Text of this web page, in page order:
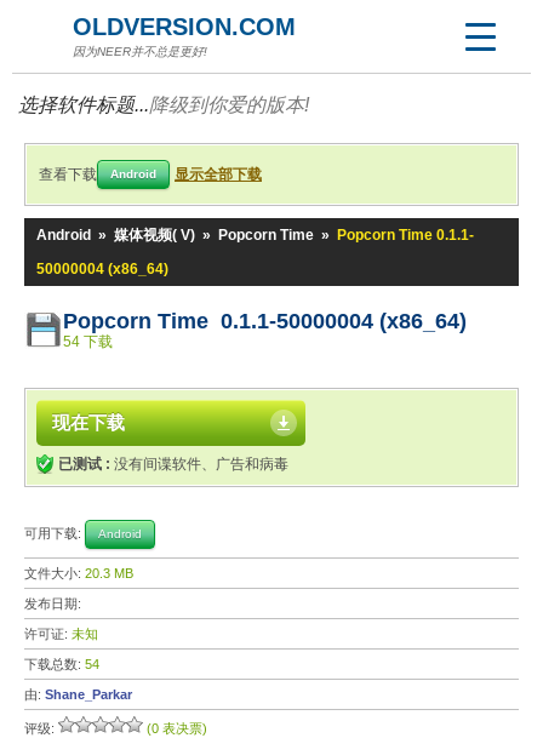
OLDVERSION.COM
因为NEER并不总是更好!
选择软件标题...降级到你爱的版本!
查看下载 Android 显示全部下载
Android » 媒体视频( V) » Popcorn Time »
Popcorn Time 0.1.1-
50000004 (x86_64)
Popcorn Time 0.1.1-50000004 (x86_64)
54 下载
现在下载
已测试 : 没有间谍软件、广告和病毒
可用下载: Android
文件大小: 20.3 MB
发布日期:
许可证: 未知
下载总数: 54
由: Shane_Parkar
评级: (0 表决票)